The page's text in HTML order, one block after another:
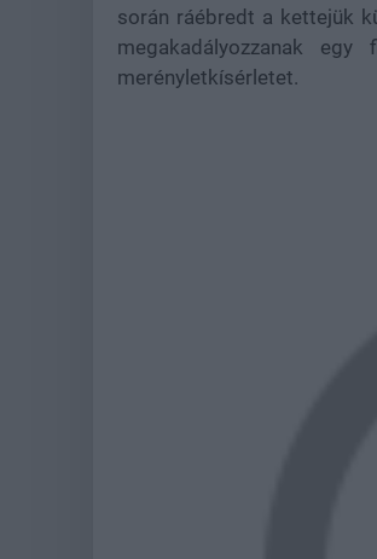
során ráébredt a kettejük
megakadályozzanak
merényletkísérletet.